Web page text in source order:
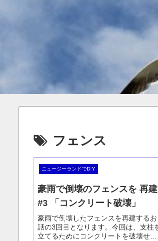
フェンス
ニュージーランドでDIY
豪雨で倒壊のフェンスを 再建
#3 「コンクリート破壊」
豪雨で倒壊したフェンスを再建するお
話の3回目となります。今回は、支柱
立てるためにコンクリートを破壊せね